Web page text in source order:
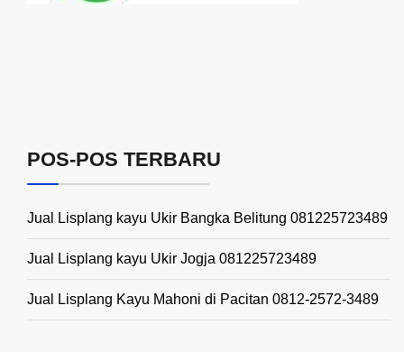
POS-POS TERBARU
Jual Lisplang kayu Ukir Bangka Belitung 081225723489
Jual Lisplang kayu Ukir Jogja 081225723489
Jual Lisplang Kayu Mahoni di Pacitan 0812-2572-3489